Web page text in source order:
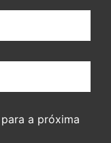
a próxima